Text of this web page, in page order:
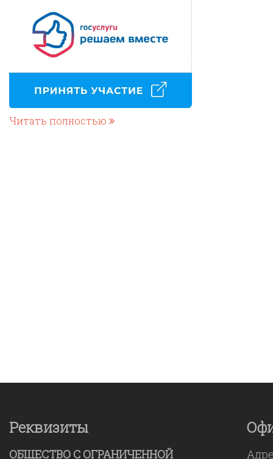
Читать полностью
Реквизиты
ОБЩЕСТВО С ОГРАНИЧЕННОЙ